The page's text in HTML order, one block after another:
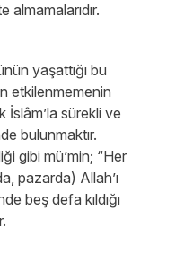
yaşattığı bu
etkilenmemenin
sürekli ve
bulunmaktır.
gibi mü’min; “Her
pazarda) Allah’ı
beş defa kıldığı